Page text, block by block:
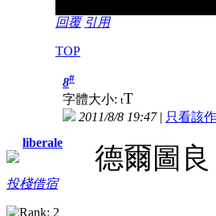
回覆 引用
TOP
liberale
投棧借宿
8#
字體大小: tT
2011/8/8 19:47| 只看該
德爾圖良